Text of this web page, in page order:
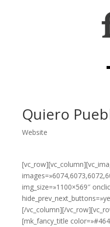
Quiero
Website
img_size=»1100×569″
[/vc_column][/
[mk_fancy_title